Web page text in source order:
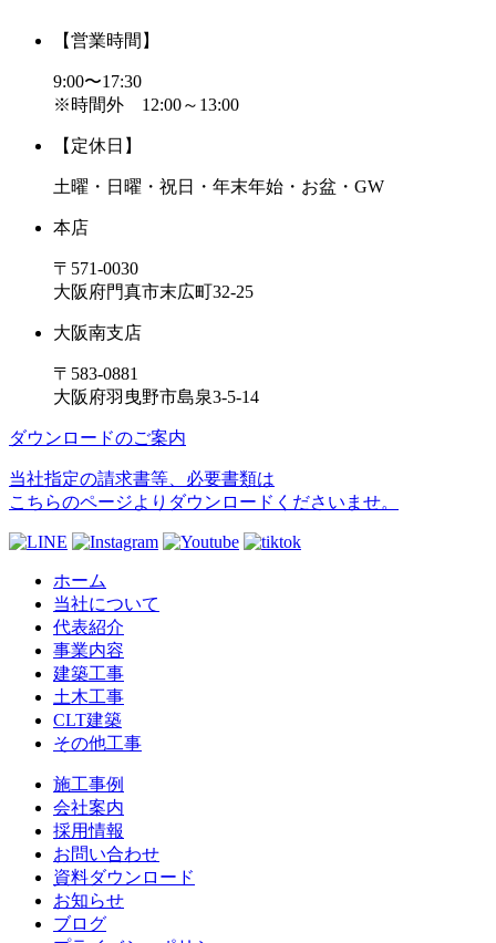
【営業時間】
9:00〜17:30
※時間外 12:00～13:00
【定休日】
土曜・日曜・祝日・年末年始・お盆・GW
本店
〒571-0030
大阪府門真市末広町32-25
大阪南支店
〒583-0881
大阪府羽曳野市島泉3-5-14
ダウンロードのご案内
当社指定の請求書等、必要書類は
こちらのページよりダウンロードくださいませ。
ホーム
当社について
代表紹介
事業内容
建築工事
土木工事
CLT建築
その他工事
施工事例
会社案内
採用情報
お問い合わせ
資料ダウンロード
お知らせ
ブログ